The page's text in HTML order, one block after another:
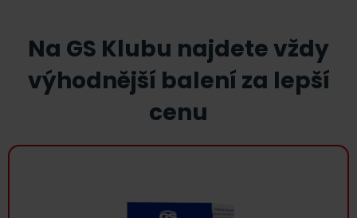
Na GS Klubu najdete vždy
výhodnější balení za lepší
cenu